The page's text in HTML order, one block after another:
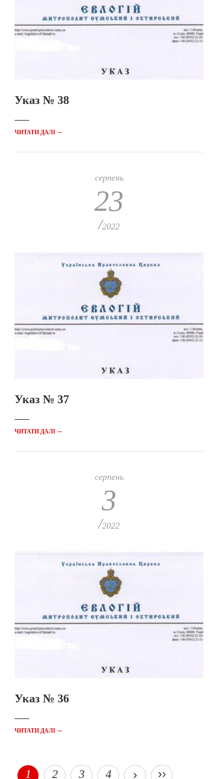
Указ № 38
ЧИТАТИ ДАЛІ →
серпень
23
/2022
Указ № 37
ЧИТАТИ ДАЛІ →
серпень
3
/2022
Указ № 36
ЧИТАТИ ДАЛІ →
1 2 3 4